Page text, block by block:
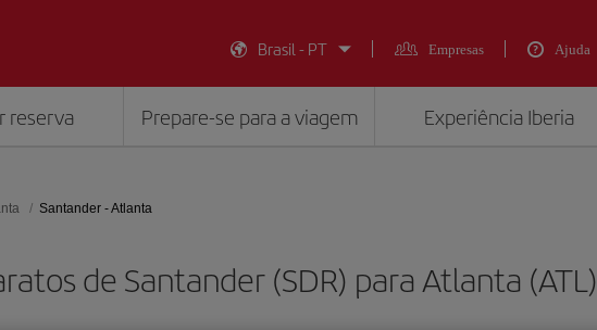
Brasil - PT
Empresas Ajuda
reserva Prepare-se para a viagem Experiência Iberia
Santander - Atlanta
de Santander (SDR) para Atlanta (ATL)